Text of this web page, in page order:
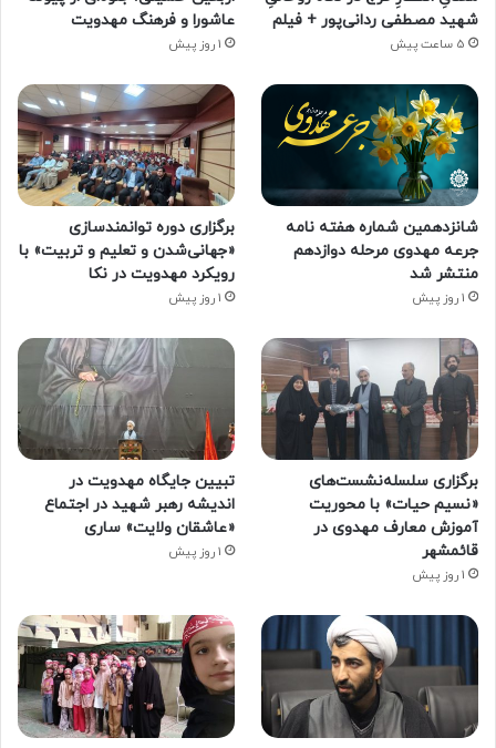
شهید مصطفی ردانی‌پور + فیلم
5 ساعت پیش
عاشورا و فرهنگ مهدویت
1 روز پیش
شانزدهمین شماره هفته‌ نامه
جرعه مهدوی مرحله دوازدهم
منتشر شد
1 روز پیش
برگزاری دوره توانمندسازی
«جهانی‌شدن و تعلیم و تربیت» با
رویکرد مهدویت در نکا
1 روز پیش
برگزاری سلسله‌نشست‌های
«نسیم حیات» با محوریت
آموزش معارف مهدوی در
قائمشهر
1 روز پیش
تبیین جایگاه مهدویت در
اندیشه رهبر شهید در اجتماع
«عاشقان ولایت» ساری
1 روز پیش